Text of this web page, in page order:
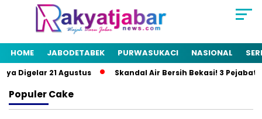
HOME JABODETABEK PURWASUKACI NASIONAL
Digelar 21 Agustus Skandal Air Bersih Bekasi! 3 Pejabat
PopulerCake